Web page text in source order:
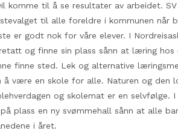
komme til å se resultater av arbeidet.
til alle foreldre i kommunen når
er godt nok for våre elever. I
og finne sin plass sånn at læring
finne sted. Lek og alternative
å være en skole for alle. Naturen og den
og skolemat er en selvfølge.
plass en ny svømmehall sånn at alle
i året.